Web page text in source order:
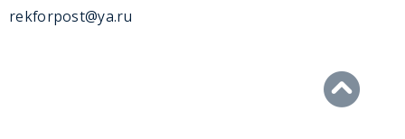
rekforpost@ya.ru